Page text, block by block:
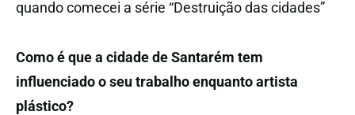
quando comecei a série “Destruição das cidades”
Como é que a cidade de Santarém tem
influenciado o seu trabalho enquanto artista
plástico?